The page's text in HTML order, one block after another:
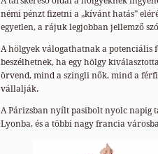
némi pénzt fizetni a „kívánt hatás”
egyetlen, a rájuk legjobban jellemző
A hölgyek válogathatnak a potenciális
beszélhetnek, ha egy hölgy
örvend, mind a szingli nők, mind a
vállalják.
A Párizsban nyílt pasibolt nyolc napig
Lyonba, és a többi nagy francia